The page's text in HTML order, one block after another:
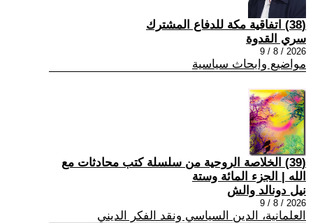
(38) اتفاقية مكة للدفاع المشترك
سري القدوة
2026 / 8 / 9
مواضيع وابحاث سياسية
(39) الخلاصة الروحية من سلسلة كتب محادثات مع
الله | الجزء المائة وستة
نيل دونالد والش
2026 / 8 / 9
العلمانية، الدين السياسي ونقد الفكر الديني